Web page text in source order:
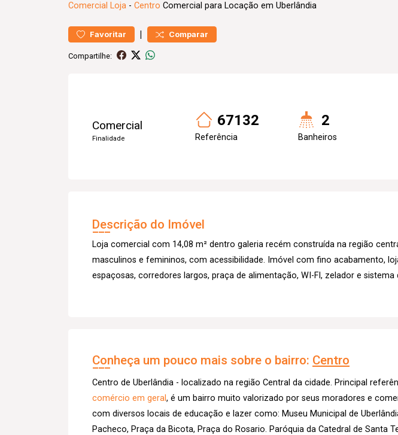
Comercial Loja - Centro Comercial para Locação em Uberlândia
Favoritar | Comparar
Compartilhe:
Comercial
Finalidade
67132
Referência
2
Banheiros
Descrição do Imóvel
Loja comercial com 14,08 m² dentro galeria recém construída na região
masculinos e femininos, com acessibilidade. Imóvel com fino acabamento,
espaçosas, corredores largos, praça de alimentação, WI-FI, zelador e
Conheça um pouco mais sobre o bairro: Centro
Centro de Uberlândia - localizado na região Central da cidade. Principal
comércio em geral, é um bairro muito valorizado por seus moradores e
com diversos locais de educação e lazer como: Museu Municipal de
Pacheco, Praça da Bicota, Praça do Rosario. Paróquia da Catedral de Santa